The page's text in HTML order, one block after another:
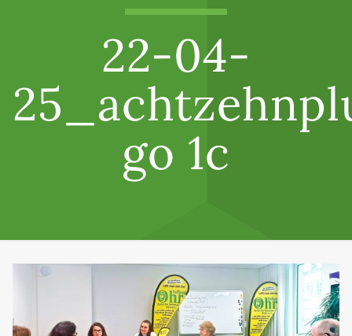
22-04-
go 1c